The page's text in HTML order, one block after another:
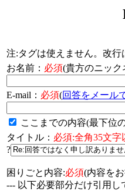
注:タグは使えません。改行
お名前： 必須(貴方のニッ
E-mail： 必須(回答をメール
ここまでの内容(最下位
タイトル： 必須:全角35文字
?
困りごと内容:必須(内容を
--- 以下必要部分だけ引用し